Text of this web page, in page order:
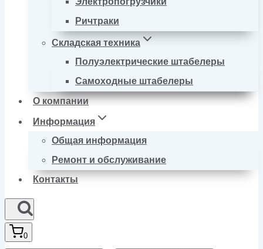
Ричтраки
Складская техника
Полуэлектрические штабелеры
Самоходные штабелеры
О компании
Информация
Общая информация
Ремонт и обслуживание
Контакты
0